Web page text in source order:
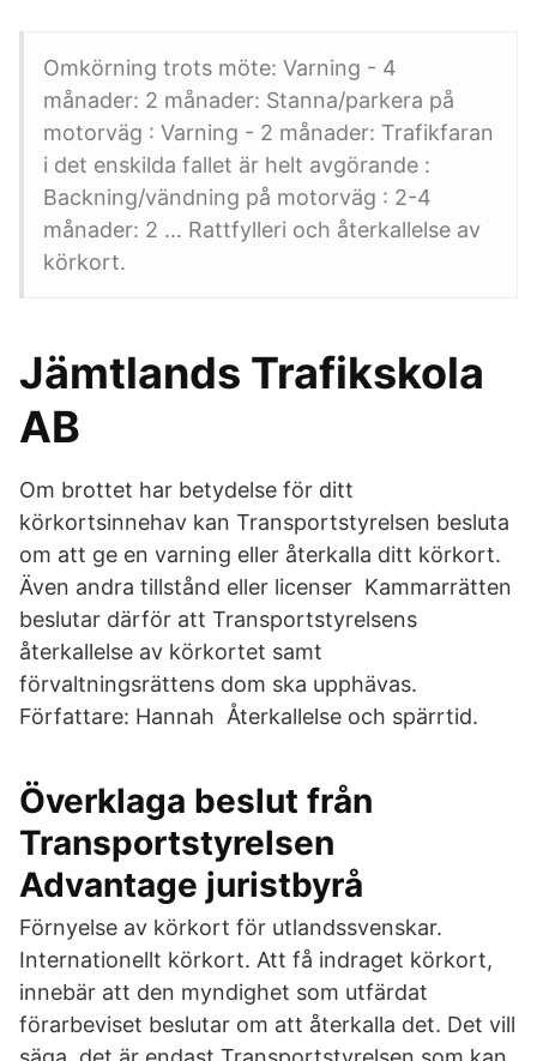
Omkörning trots möte: Varning - 4
månader: 2 månader: Stanna/parkera på
motorväg : Varning - 2 månader: Trafikfaran
i det enskilda fallet är helt avgörande :
Backning/vändning på motorväg : 2-4
månader: 2 … Rattfylleri och återkallelse av
körkort.
Jämtlands Trafikskola
AB
Om brottet har betydelse för ditt
körkortsinnehav kan Transportstyrelsen besluta
om att ge en varning eller återkalla ditt körkort.
Även andra tillstånd eller licenser Kammarrätten
beslutar därför att Transportstyrelsens
återkallelse av körkortet samt
förvaltningsrättens dom ska upphävas.
Författare: Hannah Återkallelse och spärrtid.
Överklaga beslut från
Transportstyrelsen
Advantage juristbyrå
Förnyelse av körkort för utlandssvenskar.
Internationellt körkort. Att få indraget körkort,
innebär att den myndighet som utfärdat
förarbeviset beslutar om att återkalla det. Det vill